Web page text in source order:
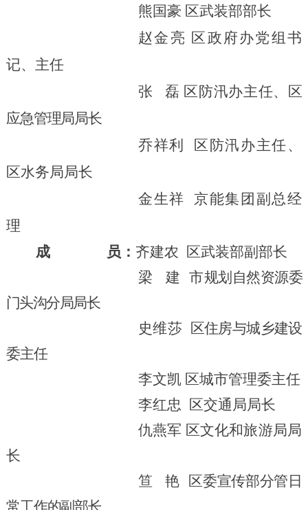
熊国豪 区武装部部长
赵金亮 区政府办党组书
记、主任
张 磊 区防汛办主任、
区
应急管理局局长
乔祥利 区防汛办主任、
区水务局局长
金生祥 京能集团副总经
理
成
员 ： 齐建农 区武装部副 部长
梁 建 市规划自然资源委
门头沟分局局长
史维莎
区住房与城乡建设
委主任
李文凯 区城市管理委主任
李红忠
区交通局局长
仇燕军 区文化和旅游局局
长
笪 艳
区委宣传部分管日
常工作的副部长